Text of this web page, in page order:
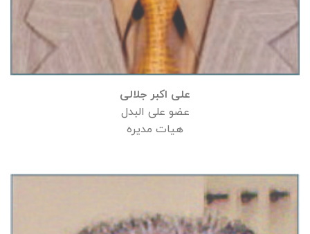
علی اکبر جلالی
عضو علی البدل
هیات مدیره